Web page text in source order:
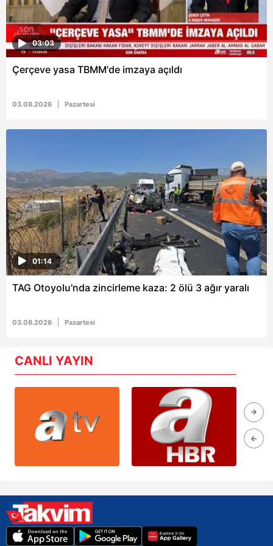
03:03
Çerçeve yasa TBMM'de imzaya açıldı
03.08.2026 Pazartesi
01:14
TAG Otoyolu'nda zincirleme kaza: 2 ölü 3 ağır yaralı
03.08.2026 Pazartesi
CANLI YAYIN